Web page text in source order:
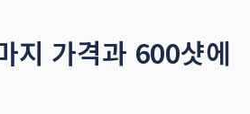
지 가격과 600샷에